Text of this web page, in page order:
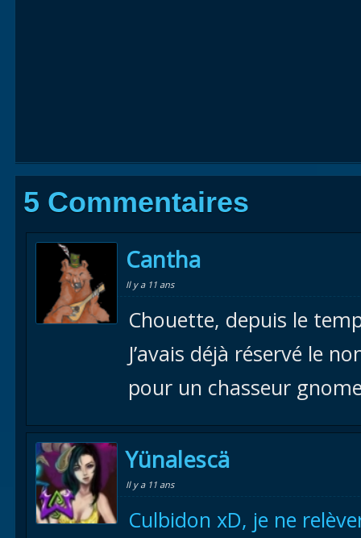
5 Commentaires
Cantha
Il y a 11 ans
Chouette, depuis le
J’avais déjà réservé le
pour un chasseur
Yünalescä
Il y a 11 ans
Culbidon xD, je ne